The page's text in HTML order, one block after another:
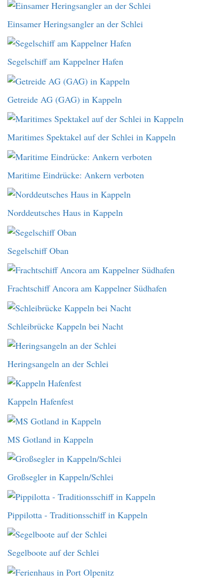
Einsamer Heringsangler an der Schlei
Segelschiff am Kappelner Hafen
Getreide AG (GAG) in Kappeln
Maritimes Spektakel auf der Schlei in Kappeln
Maritime Eindrücke: Ankern verboten
Norddeutsches Haus in Kappeln
Segelschiff Oban
Frachtschiff Ancora am Kappelner Südhafen
Schleibrücke Kappeln bei Nacht
Heringsangeln an der Schlei
Kappeln Hafenfest
MS Gotland in Kappeln
Großsegler in Kappeln/Schlei
Pippilotta - Traditionsschiff in Kappeln
Segelboote auf der Schlei